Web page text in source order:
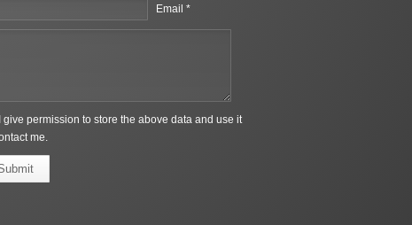
Email *
I give permission to store the above data and use it
me.